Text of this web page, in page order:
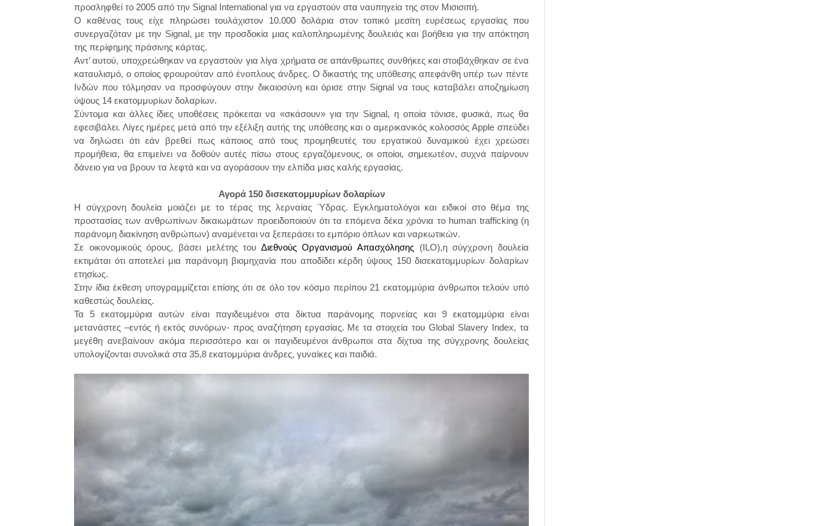
προσληφθεί το 2005 από την Signal International για να εργαστούν στα ναυπηγεία της στον Μισισιπή.
Ο καθένας τους είχε πληρώσει τουλάχιστον 10.000 δολάρια στον τοπικό μεσίτη ευρέσεως εργασίας που
συνεργαζόταν με την Signal, με την προσδοκία μιας καλοπληρωμένης δουλειάς και βοήθεια για την απόκτηση
της περίφημης πράσινης κάρτας.
Αντ’ αυτού, υποχρεώθηκαν να εργαστούν για λίγα χρήματα σε απάνθρωπες συνθήκες και στοιβάχθηκαν σε ένα
καταυλισμό, ο οποίος φρουρούταν από ένοπλους άνδρες. Ο δικαστής της υπόθεσης απεφάνθη υπέρ των πέντε
Ινδών που τόλμησαν να προσφύγουν στην δικαιοσύνη και όρισε στην Signal να τους καταβάλει αποζημίωση
ύψους 14 εκατομμυρίων δολαρίων.
Σύντομα και άλλες ίδιες υποθέσεις πρόκειται να «σκάσουν» για την Signal, η οποία τόνισε, φυσικά, πως θα
εφεσιβάλει. Λίγες ημέρες μετά από την εξέλιξη αυτής της υπόθεσης και ο αμερικανικός κολοσσός Apple σπεύδει
να δηλώσει ότι εάν βρεθεί πως κάποιος από τους προμηθευτές του εργατικού δυναμικού έχει χρεώσει
προμήθεια, θα επιμείνει να δοθούν αυτές πίσω στους εργαζόμενους, οι οποίοι, σημειωτέον, συχνά παίρνουν
δάνειο για να βρουν τα λεφτά και να αγοράσουν την ελπίδα μιας καλής εργασίας.
Αγορά 150 δισεκατομμυρίων δολαρίων
Η σύγχρονη δουλεία μοιάζει με το τέρας της λερναίας Ύδρας. Εγκληματολόγοι και ειδικοί στο θέμα της
προστασίας των ανθρωπίνων δικαιωμάτων προειδοποιούν ότι τα επόμενα δέκα χρόνια το human trafficking (η
παράνομη διακίνηση ανθρώπων) αναμένεται να ξεπεράσει το εμπόριο όπλων και ναρκωτικών.
Σε οικονομικούς όρους, βάσει μελέτης του Διεθνούς Οργανισμού Απασχόλησης (ILO),η σύγχρονη δουλεία
εκτιμάται ότι αποτελεί μια παράνομη βιομηχανία που αποδίδει κέρδη ύψους 150 δισεκατομμυρίων δολαρίων
ετησίως.
Στην ίδια έκθεση υπογραμμίζεται επίσης ότι σε όλο τον κόσμο περίπου 21 εκατομμύρια άνθρωποι τελούν υπό
καθεστώς δουλείας.
Τα 5 εκατομμύρια αυτών είναι παγιδευμένοι στα δίκτυα παράνομης πορνείας και 9 εκατομμύρια είναι
μετανάστες –εντός ή εκτός συνόρων- προς αναζήτηση εργασίας. Με τα στοιχεία του Global Slavery Index, τα
μεγέθη ανεβαίνουν ακόμα περισσότερο και οι παγιδευμένοι άνθρωποι στα δίχτυα της σύγχρονης δουλείας
υπολογίζονται συνολικά στα 35,8 εκατομμύρια άνδρες, γυναίκες και παιδιά.